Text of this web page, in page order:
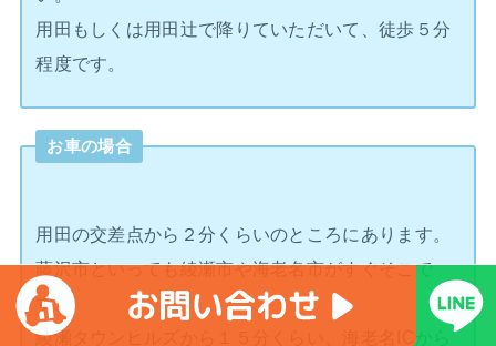
用田もしくは用田辻で降りていただいて、徒歩５分
程度です。
お車の場合
用田の交差点から２分くらいのところにあります。
藤沢市といっても綾瀬市や海老名市がすぐそこで
す。
綾瀬タウンヒルズから１５分くらい、海老名ICから